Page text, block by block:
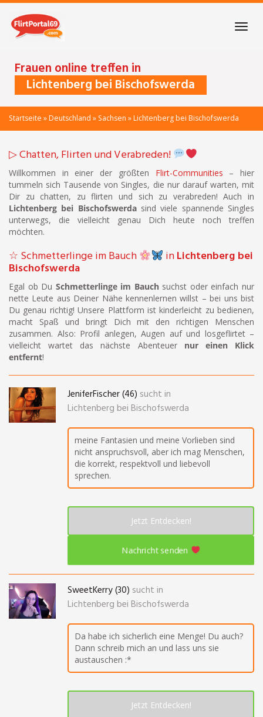
Skip
main
content
Frauen online treffen in
Lichtenberg bei Bischofswerda
Startseite »Deutschland » Sachsen »Lichtenberg bei Bischofswerda
▷ Chatten, Flirten und Verabreden!
Willkommen in einer der größten Flirt-Communities – hier
tummeln sich Tausende von Singles, die nur darauf warten, mit
Dir zu chatten, zu flirten und sich zu verabreden! Auch in
Lichtenberg bei Bischofswerdasind viele spannende Singles
unterwegs, die vielleicht genau Dich heute noch treffen
möchten.
☆ Schmetterlinge im Bauch inLichtenberg bei
Bischofswerda
Egal ob Du Schmetterlinge im Bauchsuchst oder einfach nur
nette Leute aus Deiner Nähe kennenlernen willst – bei uns bist
Du genau richtig! Unsere Plattform ist kinderleicht zu bedienen,
macht Spaß und bringt Dich mit den richtigen Menschen
zusammen. Also: Profil anlegen, Augen auf und losgeflirtet –
vielleicht wartet das nächste Abenteuer nur einen Klick
entfernt!
JeniferFischer (46) sucht in
Lichtenberg bei Bischofswerda
meine Fantasien und meine Vorlieben sind
nicht anspruchsvoll, aber ich mag Menschen,
die korrekt, respektvoll und liebevoll
sprechen.
Jetzt Entdecken!
Nachricht senden
SweetKerry (30) sucht in
Lichtenberg bei Bischofswerda
Da habe ich sicherlich eine Menge! Du auch?
Dann schreib mich an und lass uns sie
austauschen :*
Jetzt Entdecken!